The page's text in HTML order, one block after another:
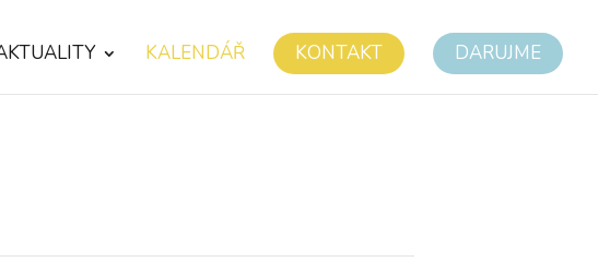
KALENDÁŘ KONTAKT DARUJME